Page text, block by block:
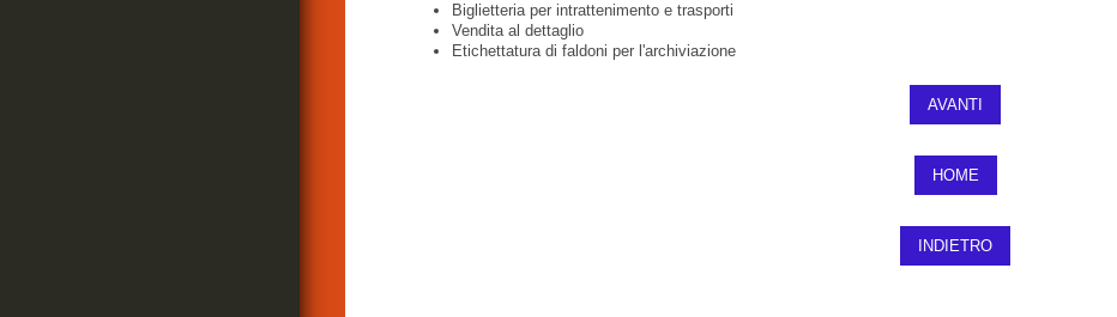
Biglietteria per intrattenimento e trasporti
Vendita al dettaglio
Etichettatura di faldoni per l'archiviazione
AVANTI
HOME
INDIETRO